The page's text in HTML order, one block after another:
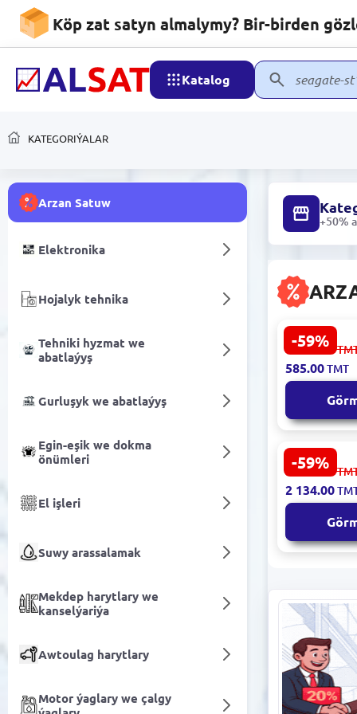
Köp zat satyn almalymy? Bir-birden
Katalog
KATEGORIÝALAR
Arzan Satuw
Elektronika
Hojalyk tehnika
Tehniki hyzmat we
abatlaýyş
Gurluşyk we abatlaýyş
Egin-eşik we dokma
önümleri
El işleri
Suwy arassalamak
Mekdep harytlary we
kanselýariýa
Awtoulag harytlary
Motor ýaglary we çalgy
+50%
-59%
SATURN
| Waza
ofis bezegi
1 447.00
585.00TMT
-59%
PUNTO
Iki
düşek
5 282.00
2 134.00